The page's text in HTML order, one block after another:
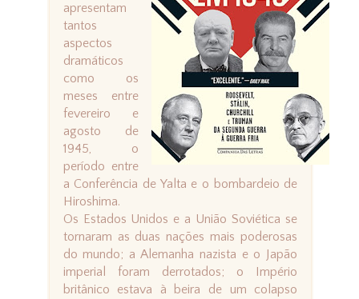
apresentam
tantos
aspectos
dramáticos
como os
meses entre
fevereiro e
agosto de
1945, o
período entre
a Conferência de Yalta e o bombardeio de
Hiroshima.
Os Estados Unidos e a União Soviética se
tornaram as duas nações mais poderosas
do mundo; a Alemanha nazista e o Japão
imperial foram derrotados; o Império
britânico estava à beira de um colapso